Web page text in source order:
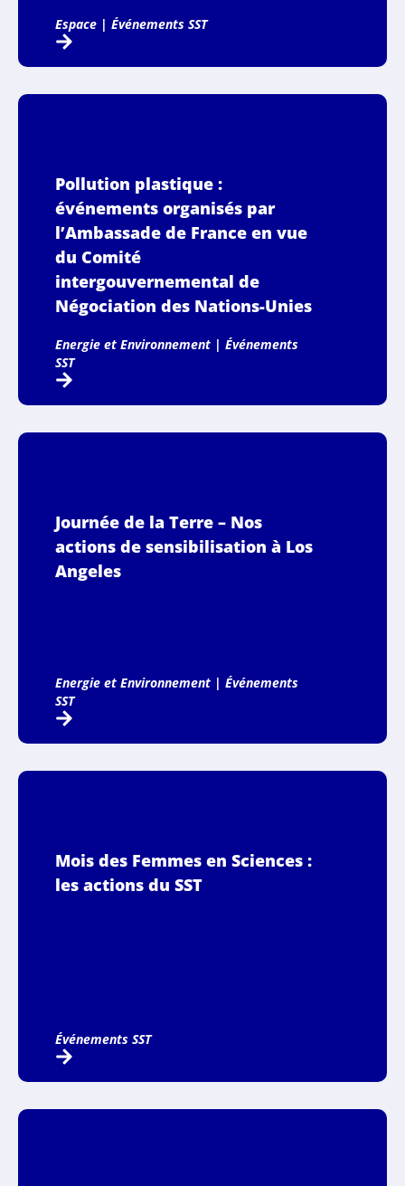
Espace| Événements SST
Pollution plastique :
événements organisés par
l’Ambassade de France en vue
du Comité
intergouvernemental de
Négociation des Nations-Unies
Energie et Environnement| Événements
SST
Journée de la Terre – Nos
actions de sensibilisation à Los
Angeles
Energie et Environnement| Événements
SST
Mois des Femmes en Sciences :
les actions du SST
Événements SST